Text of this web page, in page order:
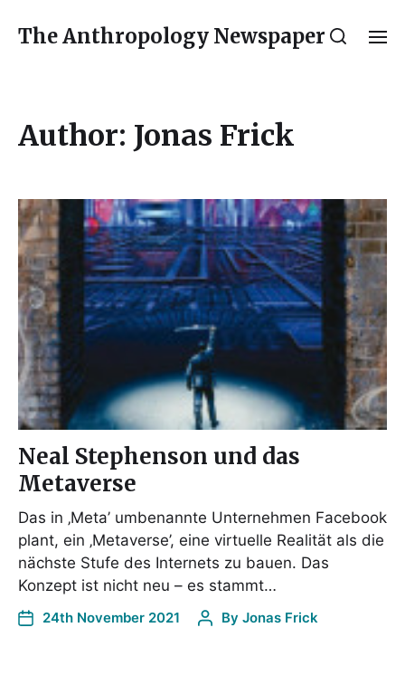
The Anthropology Newspaper
Author: Jonas Frick
Neal Stephenson und das
Metaverse
Das in ‚Meta’ umbenannte Unternehmen Facebook
plant, ein ‚Metaverse’, eine virtuelle Realität als die
nächste Stufe des Internets zu bauen. Das
Konzept ist nicht neu – es stammt…
24th November 2021 By Jonas Frick